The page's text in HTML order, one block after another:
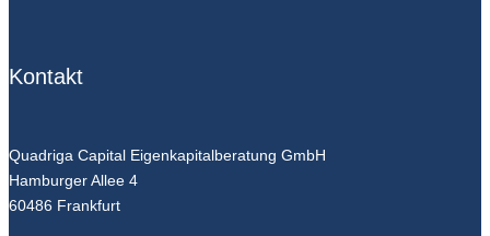
Kontakt
Quadriga Capital Eigenkapitalberatung GmbH
Hamburger Allee 4
60486 Frankfurt